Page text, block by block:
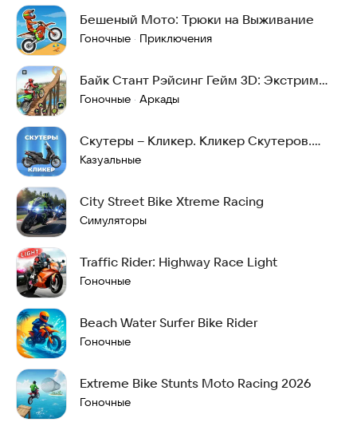
Бешеный Мото: Трюки на Выживание
Гоночные · Приключения
Байк Стант Рэйсинг Гейм 3D: Экстрим
Мото Драйвинг
Гоночные · Аркады
Скутеры – Кликер. Кликер Скутеров.
Мотоциклы
Казуальные
City Street Bike Xtreme Racing
Симуляторы
Traffic Rider: Highway Race Light
Гоночные
Beach Water Surfer Bike Rider
Гоночные
Extreme Bike Stunts Moto Racing 2026
Гоночные